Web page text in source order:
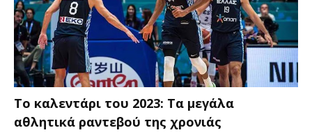
Το καλεντάρι του 2023: Τα μεγάλα
αθλητικά ραντεβού της χρονιάς